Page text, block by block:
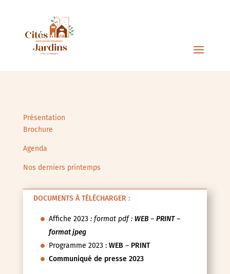
Présentation
Brochure
Agenda
Nos derniers printemps
DOCUMENTS À TÉLÉCHARGER :
Affiche 2023: format pdf : WEB– PRINT–
format jpeg
Programme 2023 : WEB – PRINT
Communiqué de presse 2023